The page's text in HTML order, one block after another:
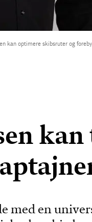
kan optimere skibsruter og
kan
med en